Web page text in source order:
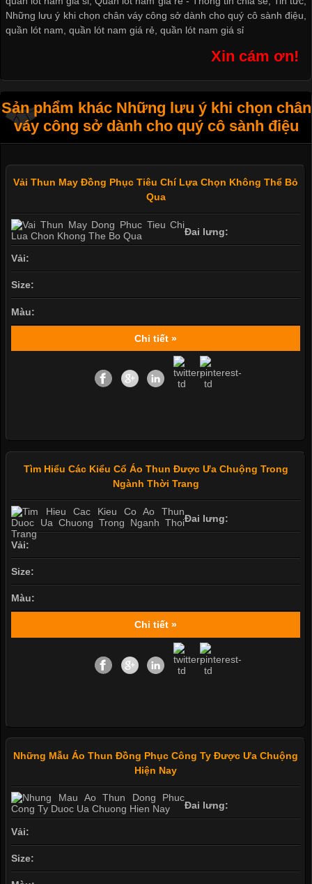
Những lưu ý khi chọn chân váy công sở dành cho quý cô sành điệu,
quần lót nam,quần lót nam giá rẻ,quần lót nam giá sỉ
Xin cám ơn!
Sản phẩm khác Những lưu ý khi chọn chân
váy công sở dành cho quý cô sành điệu
Vải Thun May Đồng Phục Tiêu Chí Lựa Chọn Không Thể Bỏ
Qua
Đai lưng:
Vải:
Size:
Màu:
Chi tiết »
Tìm Hiểu Các Kiểu Cổ Áo Thun Được Ưa Chuộng Trong
Ngành Thời Trang
Đai lưng:
Vải:
Size:
Màu:
Chi tiết »
Những Mẫu Áo Thun Đồng Phục Công Ty Được Ưa Chuộng
Hiện Nay
Đai lưng:
Vải:
Size: